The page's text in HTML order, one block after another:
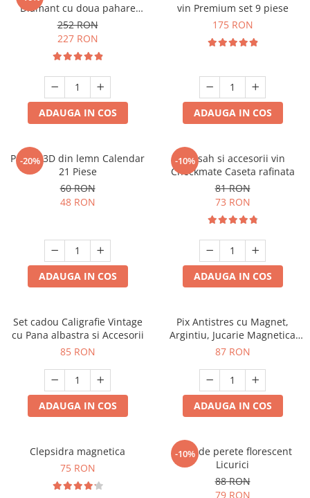
Diamant cu doua pahare
Deluxe
252 RON
227 RON
ADAUGA IN COS
vin Premium set 9 piese
175 RON
ADAUGA IN COS
-20%
Puzzle 3D din lemn Calendar
21 Piese
60 RON
48 RON
ADAUGA IN COS
-10%
Set sah si accesorii vin
Checkmate Caseta rafinata
81 RON
73 RON
ADAUGA IN COS
Set cadou Caligrafie Vintage
cu Pana albastra si Accesorii
85 RON
ADAUGA IN COS
Pix Antistres cu Magnet,
Argintiu, Jucarie Magnetica
pentru Birou
87 RON
ADAUGA IN COS
Clepsidra magnetica
75 RON
-10%
Ceas de perete florescent
Licurici
88 RON
79 RON